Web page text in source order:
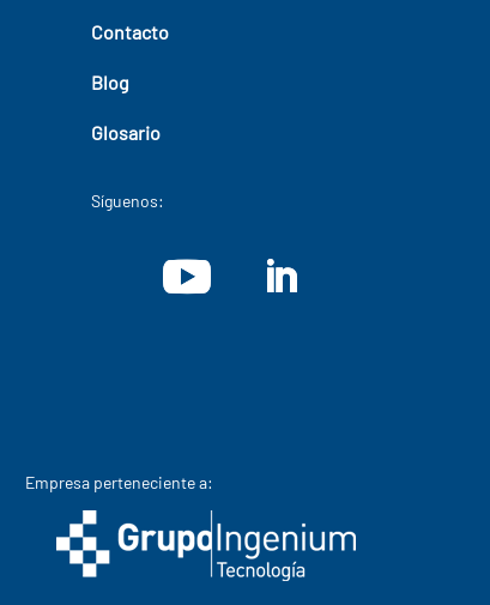
Contacto
Blog
Glosario
Síguenos:
Empresa perteneciente a: